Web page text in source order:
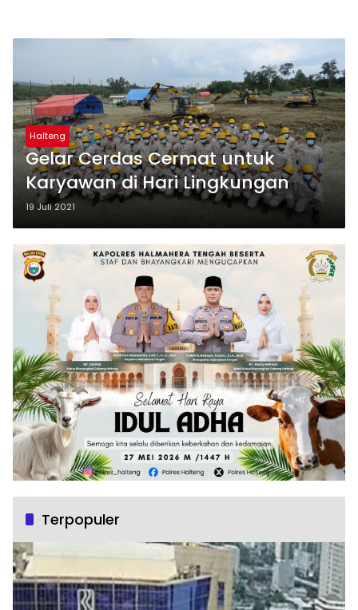
Halteng
Gelar Cerdas Cermat untuk
Karyawan di Hari Lingkungan
19 Juli 2021
Terpopuler